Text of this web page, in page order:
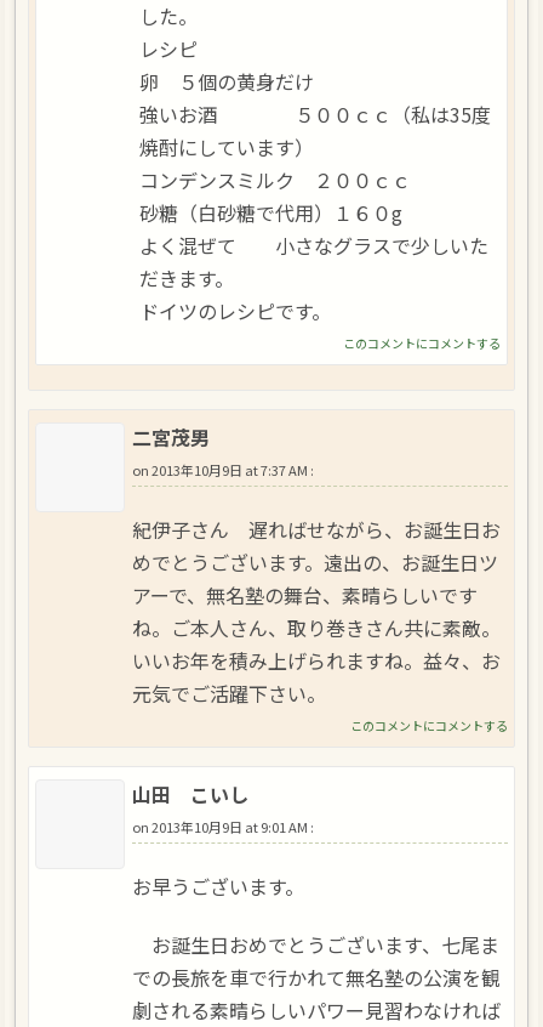
した。
レシピ
卵 ５個の黄身だけ
強いお酒 ５００ｃｃ（私は35度
焼酎にしています）
コンデンスミルク ２００ｃｃ
砂糖（白砂糖で代用）１６０g
よく混ぜて 小さなグラスで少しいた
だきます。
ドイツのレシピです。
このコメントにコメントする
二宮茂男
on2013年10月9日 at 7:37 AM :
紀伊子さん 遅ればせながら、お誕生日お
めでとうございます。遠出の、お誕生日ツ
アーで、無名塾の舞台、素晴らしいです
ね。ご本人さん、取り巻きさん共に素敵。
いいお年を積み上げられますね。益々、お
元気でご活躍下さい。
このコメントにコメントする
山田 こいし
on2013年10月9日 at 9:01 AM :
お早うございます。
お誕生日おめでとうございます、七尾ま
での長旅を車で行かれて無名塾の公演を観
劇される素晴らしいパワー見習わなければ